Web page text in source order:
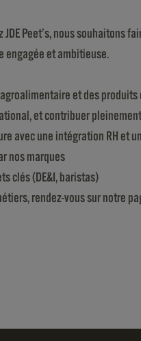
Peet’s, nous
engagée et ambitieuse.
et des
et contribuer
avec une intégration RH et
nos marques
clés (DE&I, baristas)
rendez-vous sur notre